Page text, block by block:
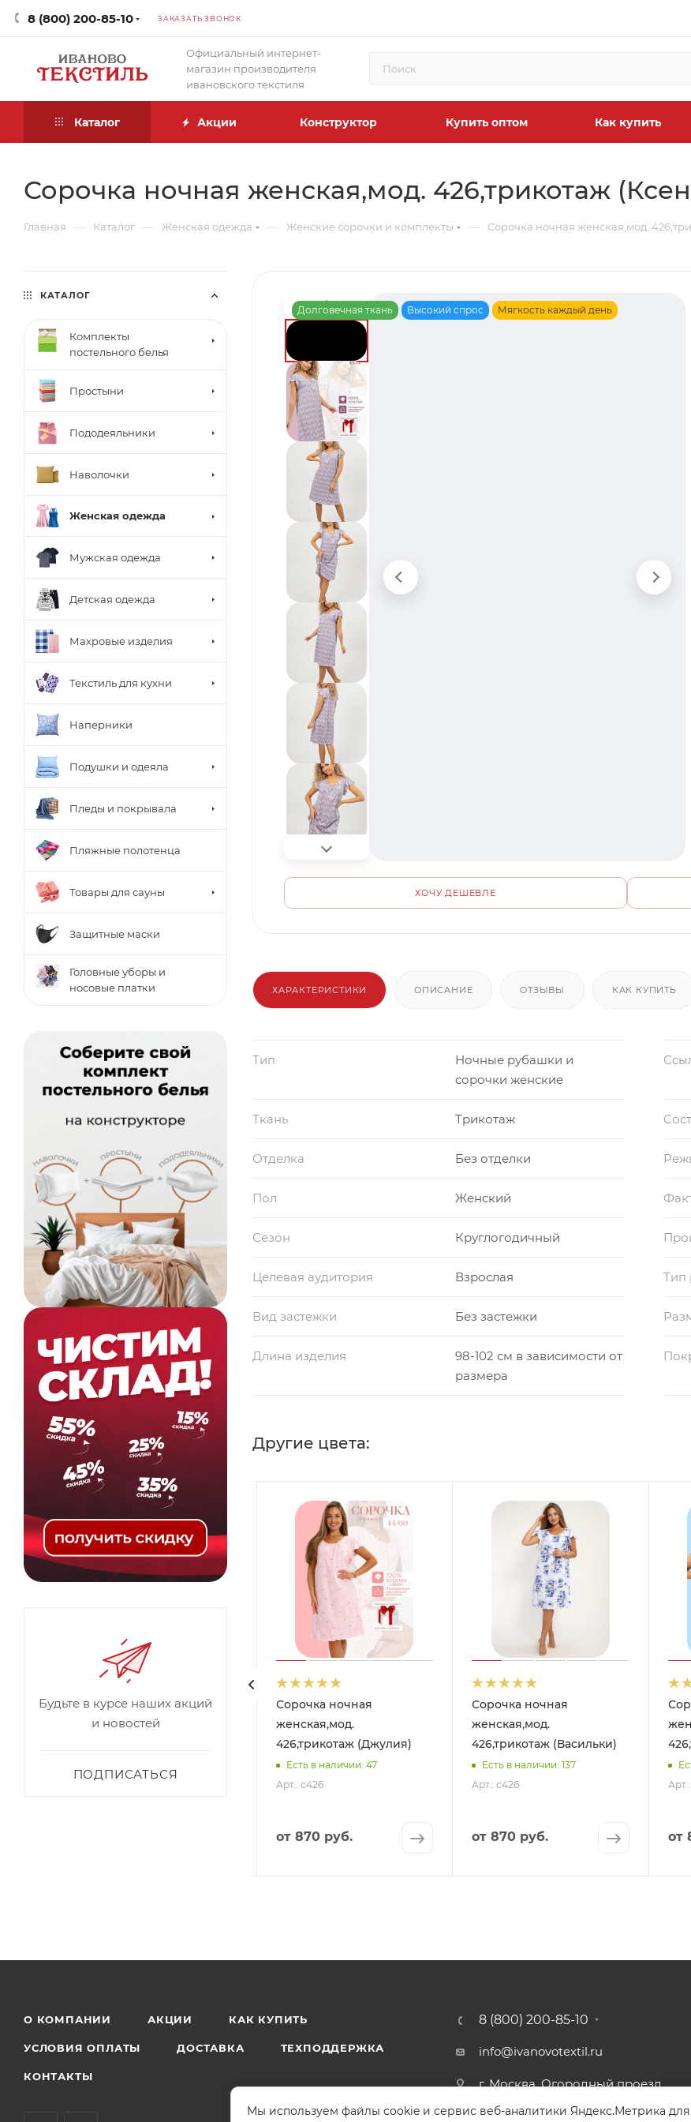
8 (800) 200-85-10 ЗАКАЗАТЬ ЗВОНОК
Официальный интернет-
магазин производителя
ивановского текстиля
Каталог Акции Конструктор Купить оптом Как купить
Сорочка ночная женская,мод. 426,трикотаж
Главная — Каталог — Женская одежда — Женские сорочки и комплекты — Сорочка ночная женская,мод.
Долговечная ткань Высокий спрос Мягкость каждый день
ХОЧУ ДЕШЕВЛЕ
ХАРАКТЕРИСТИКИ ОПИСАНИЕ ОТЗЫВЫ КАК КУПИТЬ
Тип
Ночные рубашки и
сорочки женские
Ткань Трикотаж
Отделка Без отделки
Пол Женский
Сезон Круглогодичный
Целевая аудитория Взрослая Тип
Вид застежки Без застежки
Длина изделия
98-102 см в зависимости от
размера
Другие цвета:
Сорочка ночная
женская,мод.
Есть в наличии: 52
Сорочка ночная
женская,мод.
426,трикотаж (Джулия)
Есть в наличии: 47
Арт.: с426
от 870 руб.
Сорочка ночная
женская,мод.
426,трикотаж (Васильки)
Есть в наличии: 137
Арт.: с426
от 870 руб. от
КАТАЛОГ
Комплекты
постельного белья
Простыни
Пододеяльники
Наволочки
Женская одежда
Мужская одежда
Детская одежда
Махровые изделия
Текстиль для кухни
Наперники
Подушки и одеяла
Пледы и покрывала
Пляжные полотенца
Товары для сауны
Защитные маски
Головные уборы и
носовые платки
Будьте в курсе наших акций
и новостей
ПОДПИСАТЬСЯ
О КОМПАНИИ АКЦИИ КАК КУПИТЬ
УСЛОВИЯ ОПЛАТЫ ДОСТАВКА ТЕХПОДДЕРЖКА
КОНТАКТЫ
8 (800) 200-85-10
info@ivanovotextil.ru
г. Москва, Огородный проезд,
Мы используем файлы cookie и сервис веб-аналитики Яндекс.Метрика для